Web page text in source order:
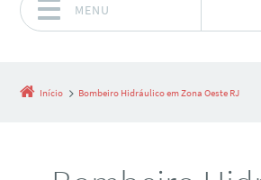
MENU
Início Bombeiro Hidráulico em Zona Oeste RJ